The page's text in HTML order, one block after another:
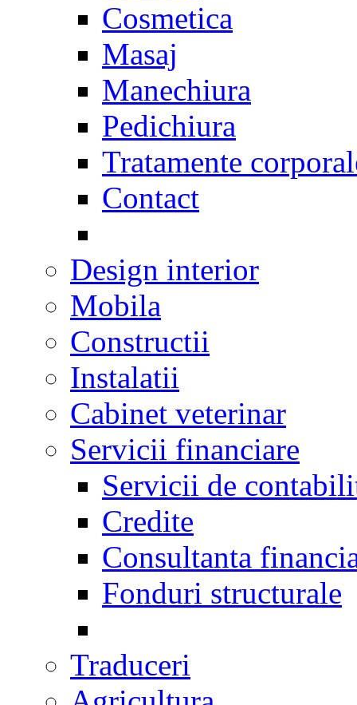
Cosmetica
Masaj
Manechiura
Pedichiura
Tratamente
Contact
Design interior
Mobila
Constructii
Instalatii
Cabinet veterinar
Servicii financiare
Servicii de
Credite
Consultanta
Fonduri structurale
Traduceri